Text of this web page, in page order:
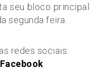
seu bloco principal
segunda feira.
redes sociais:
Facebook